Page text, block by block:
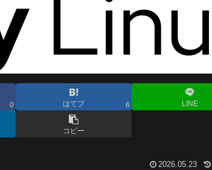
0 はてブ 6 LINE
コピー
2026.05.23